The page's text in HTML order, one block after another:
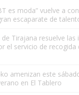
para mi perra.
es moda” vuelve a
escaparate de
Tirajana resuelve las
el servicio de recogida
amenizan este
en El Tablero